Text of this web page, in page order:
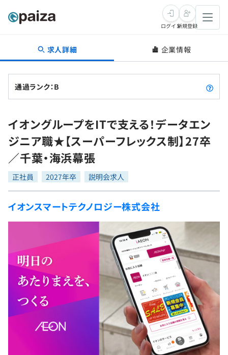
転職・キャリア
転職成功ガイド
転職エージェント
インタビュー
転職成功ガイド
新卒就活
求人検索
本選考
インターン
新卒エージェント
インタビュー
就活成功ガイド
学習
問題集
4択課題
リファレンス
プラン
個人向けプラン
プログラミング言語
再チャレンジ結果一覧
ゲーム・マンガ
Tech Team Journal
paiza times
note
paizaとは？
ログイン新規登録
求人詳細 企業情報
通過ランク：B
イオングループをITで支える！データエン
ジニア職★【スーパーフレックス制】27卒
／千葉・海浜幕張
正社員 2027年卒 説明会求人
イオンスマートテクノロジー株式会社